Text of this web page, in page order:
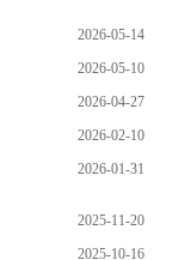
2026-05-14
2026-05-10
2026-04-27
2026-02-10
2026-01-31
2025-11-20
2025-10-16